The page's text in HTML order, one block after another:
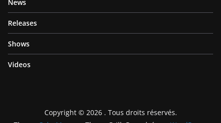
News
Releases
Shows
Videos
Copyright © 2026 . Tous droits réservés.